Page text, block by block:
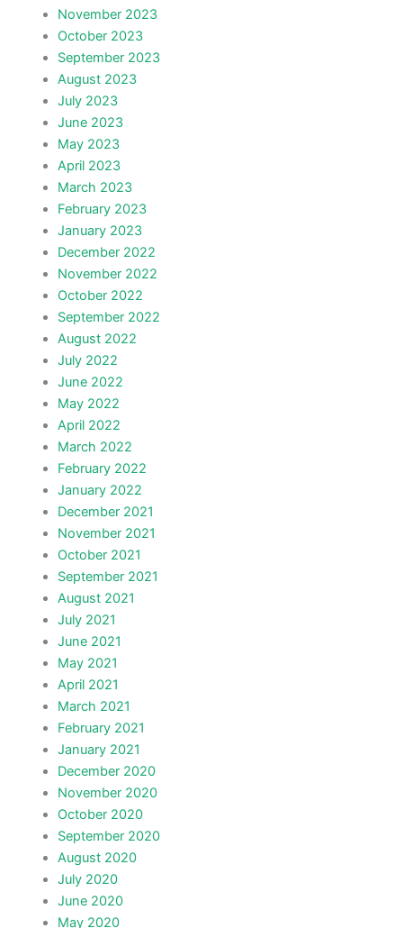
November 2023
October 2023
September 2023
August 2023
July 2023
June 2023
May 2023
April 2023
March 2023
February 2023
January 2023
December 2022
November 2022
October 2022
September 2022
August 2022
July 2022
June 2022
May 2022
April 2022
March 2022
February 2022
January 2022
December 2021
November 2021
October 2021
September 2021
August 2021
July 2021
June 2021
May 2021
April 2021
March 2021
February 2021
January 2021
December 2020
November 2020
October 2020
September 2020
August 2020
July 2020
June 2020
May 2020